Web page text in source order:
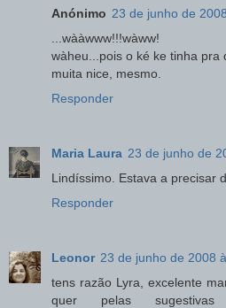
Anónimo 23 de junho de
...wààwww!!!wàww!
wàheu...pois o ké ke tinha
muita nice, mesmo.
Responder
Maria Laura 23 de junho de
Lindíssimo. Estava a precisar
Responder
Leonor 23 de junho de 2008
tens razão Lyra, excelente
quer pelas